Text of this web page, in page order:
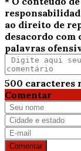
ao direito de
desacordo com
palavras
500 caracteres
Comentar
Comentar